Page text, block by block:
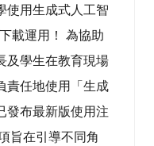
使用生成式人工智
載運用！ 為協助
及學生在教育現場
責任地使用「生成
發布最新版使用注
旨在引導不同角